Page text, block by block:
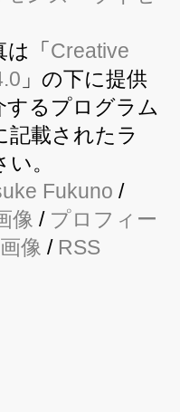
「 Creative
」の下に提供
するプログラム
記載されたラ
。
Fukuno /
像 / プロフィー
像 / RSS